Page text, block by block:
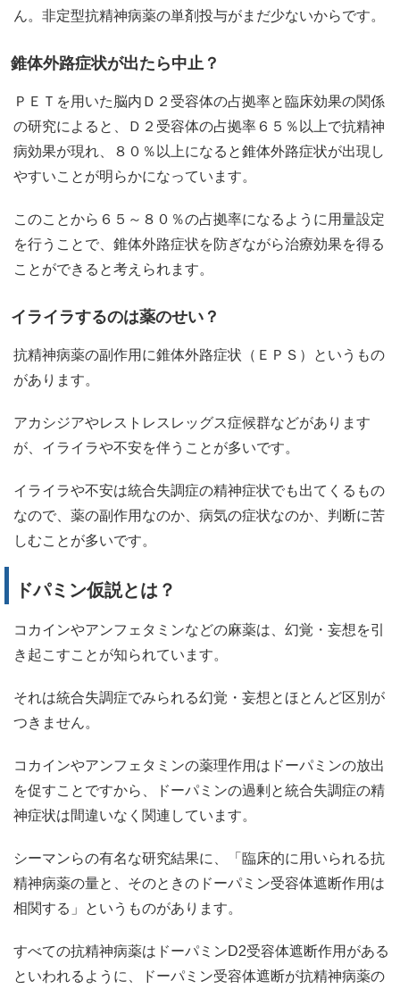
ん。非定型抗精神病薬の単剤投与がまだ少ないからです。
錐体外路症状が出たら中止？
ＰＥＴを用いた脳内Ｄ２受容体の占拠率と臨床効果の関係
の研究によると、Ｄ２受容体の占拠率６５％以上で抗精神
病効果が現れ、８０％以上になると錐体外路症状が出現し
やすいことが明らかになっています。
このことから６５～８０％の占拠率になるように用量設定
を行うことで、錐体外路症状を防ぎながら治療効果を得る
ことができると考えられます。
イライラするのは薬のせい？
抗精神病薬の副作用に錐体外路症状（ＥＰＳ）というもの
があります。
アカシジアやレストレスレッグス症候群などがあります
が、イライラや不安を伴うことが多いです。
イライラや不安は統合失調症の精神症状でも出てくるもの
なので、薬の副作用なのか、病気の症状なのか、判断に苦
しむことが多いです。
ドパミン仮説とは？
コカインやアンフェタミンなどの麻薬は、幻覚・妄想を引
き起こすことが知られています。
それは統合失調症でみられる幻覚・妄想とほとんど区別が
つきません。
コカインやアンフェタミンの薬理作用はドーパミンの放出
を促すことですから、ドーパミンの過剰と統合失調症の精
神症状は間違いなく関連しています。
シーマンらの有名な研究結果に、「臨床的に用いられる抗
精神病薬の量と、そのときのドーパミン受容体遮断作用は
相関する」というものがあります。
すべての抗精神病薬はドーパミンD2受容体遮断作用がある
といわれるように、ドーパミン受容体遮断が抗精神病薬の